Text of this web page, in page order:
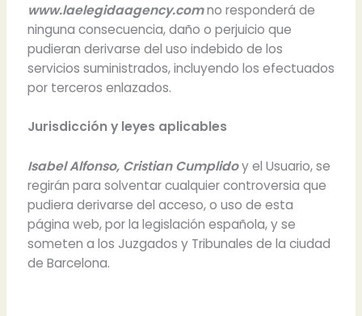
www.laelegidaagency.comno responderá de
ninguna consecuencia, daño o perjuicio que
pudieran derivarse del uso indebido de los
servicios suministrados, incluyendo los efectuados
por terceros enlazados.
Jurisdicción y leyes aplicables
Isabel Alfonso, Cristian Cumplidoy el Usuario, se
regirán para solventar cualquier controversia que
pudiera derivarse del acceso, o uso de esta
página web, por la legislación española, y se
someten a los Juzgados y Tribunales de la ciudad
de Barcelona.